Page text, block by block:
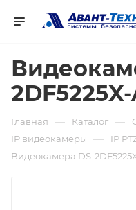
Главная — Каталог —
IP видеокамеры — IP
Видеокамера DS-